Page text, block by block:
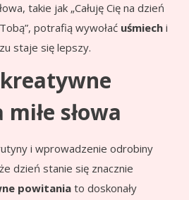
takie jak „Całuję Cię na dzień
potrafią wywołać uśmiech i
staje się lepszy.
słowa
i wprowadzenie odrobiny
dzień stanie się znacznie
powitaniato doskonały